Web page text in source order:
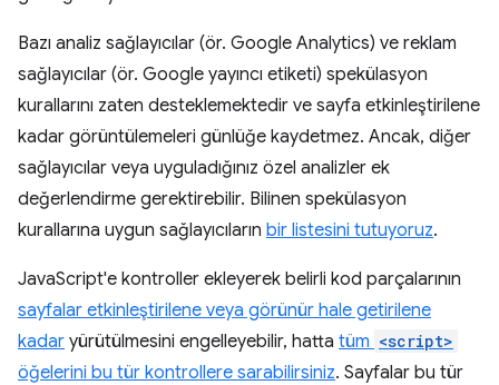
Bazı analiz sağlayıcılar (ör. Google Analytics) ve reklam
sağlayıcılar (ör. Google yayıncı etiketi) spekülasyon
kurallarını zaten desteklemektedir ve sayfa etkinleştirilene
kadar görüntülemeleri günlüğe kaydetmez. Ancak, diğer
sağlayıcılar veya uyguladığınız özel analizler ek
değerlendirme gerektirebilir. Bilinen spekülasyon
kurallarına uygun sağlayıcıların bir listesini tutuyoruz.
JavaScript'e kontroller ekleyerek belirli kod parçalarının
sayfalar etkinleştirilene veya görünür hale getirilene
kadar yürütülmesini engelleyebilir, hatta tüm <script>
öğelerini bu tür kontrollere sarabilirsiniz. Sayfalar bu tür